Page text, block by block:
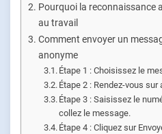
Pourquoi la reconnaissance
au travail
Comment envoyer un
anonyme
Étape 1 : Choisissez le
Étape 2 : Rendez-vous
Étape 3 : Saisissez le
collez le message.
Étape 4 : Cliquez sur